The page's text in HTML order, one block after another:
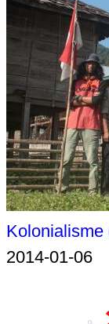
2014-01-06